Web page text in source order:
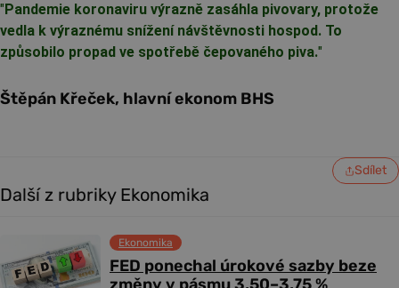
" Pandemie koronaviru výrazně zasáhla pivovary, protože
vedla k výraznému snížení návštěvnosti hospod. To
způsobilo propad ve spotřebě čepovaného piva."
Štěpán Křeček, hlavní ekonom BHS
Sdílet
Další z rubriky Ekonomika
FED ponechal úrokové sazby beze
Ekonomika